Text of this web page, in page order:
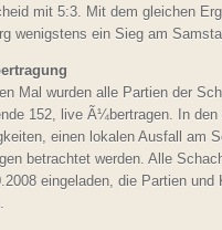
mit 5:3. Mit dem gleichen
wenigstens ein Sieg am
Mal wurden alle Partien der
152, live Ã¼bertragen. In
einen lokalen Ausfall am
betrachtet werden. Alle
eingeladen, die Partien